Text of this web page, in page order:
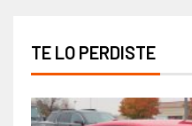
TE LO PERDISTE